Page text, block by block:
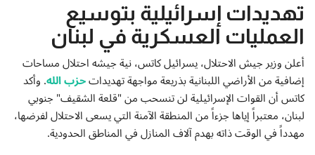
سياسة الخصوصية
البنود والشروط
رئيس التحرير
إتصل بنا
تهديدات إسرائيلية بتوسيع
العمليات العسكرية في لبنان
أعلن وزير جيش الاحتلال، يسرائيل كاتس، نية جيشه احتلال مساحات
إضافية من الأراضي اللبنانية بذريعة مواجهة تهديداتحزب الله. وأكد
كاتس أن القوات الإسرائيلية لن تنسحب من "قلعة الشقيف" جنوبي
لبنان، معتبراً إياها جزءاً من المنطقة الآمنة التي يسعى الاحتلال لفرضها،
مهدداً في الوقت ذاته بهدم آلاف المنازل في المناطق الحدودية.